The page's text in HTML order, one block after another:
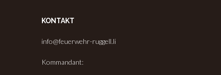
KONTAKT
info@feuerwehr-ruggell.li
Kommandant: